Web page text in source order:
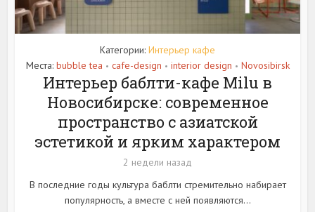
Категории: Интерьер кафе
Места: bubble tea • cafe-design • interior design • Novosibirsk
Интерьер баблти-кафе Milu в
Новосибирске: современное
пространство с азиатской
эстетикой и ярким характером
2 недели назад
В последние годы культура баблти стремительно набирает
популярность, а вместе с ней появляются...